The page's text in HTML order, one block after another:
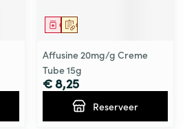
Op voorschrift
Geneesmiddel
Affusine 20mg/g Creme
Tube 15g
€ 8,25
Reserveer